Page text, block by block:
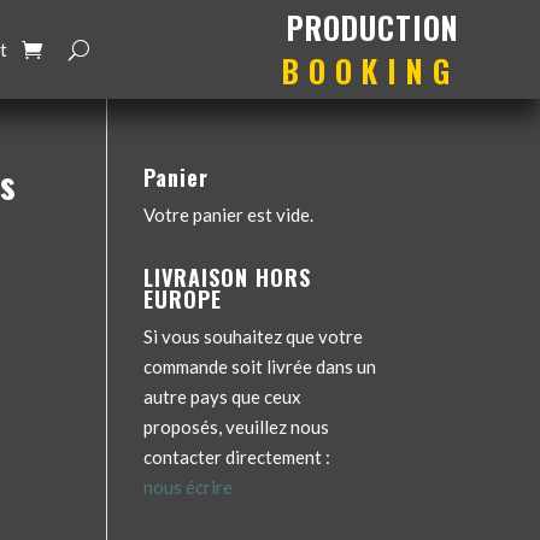
production
booking
Panier
Votre panier est vide.
LIVRAISON HORS
EUROPE
Si vous souhaitez que votre
commande soit livrée dans un
autre pays que ceux
proposés, veuillez nous
contacter directement :
nous écrire